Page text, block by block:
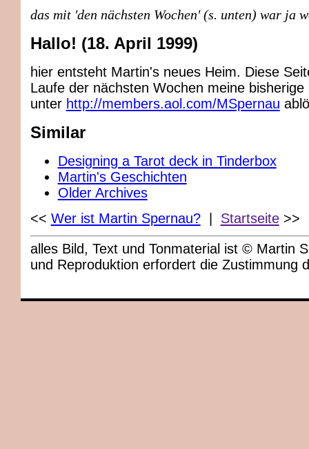
das mit 'den nächsten Wochen' (s. unten) war ja
Hallo! (18. April 1999)
hier entsteht Martin's neues Heim. Diese
Laufe der nächsten Wochen meine bisherige
unter http://members.aol.com/MSpernau
Similar
Designing a Tarot deck in Tinderbox
Martin's Geschichten
Older Archives
<< Wer ist Martin Spernau?| Startseite>>
alles Bild, Text und Tonmaterial ist © Martin
und Reproduktion erfordert die Zustimmung